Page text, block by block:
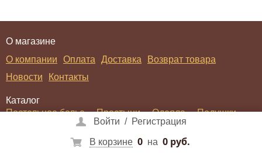
Войти / Регистрация
В корзине 0 на 0 руб.
О магазине
О компании
Оплата Доставка
Возврат товара
Новости
Контакты
Каталог
Постельное белье
Простыни Одеяла
Подушки
Пледы Халаты
Регистрация